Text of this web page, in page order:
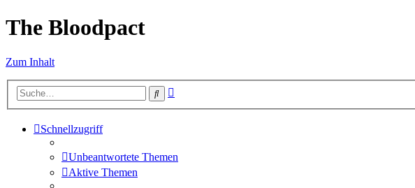
The Bloodpact
Zum Inhalt
Suche
Schnellzugriff
Unbeantwortete Themen
Aktive Themen